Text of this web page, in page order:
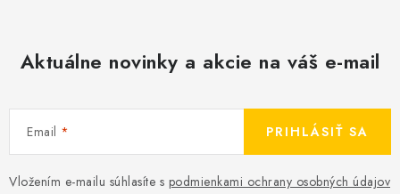
Aktuálne novinky a akcie na váš e-mail
Email
Vložením e-mailu súhlasíte s podmienkami ochrany osobných údajov
PRIHLÁSIŤ SA